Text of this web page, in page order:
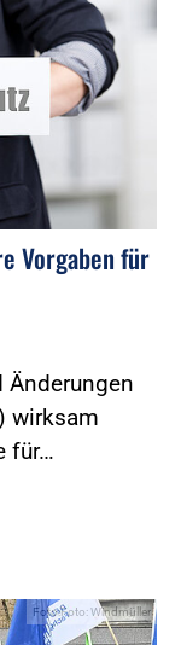
Vorgaben für
wirksam
für…
Foto:Foto: Windmüller